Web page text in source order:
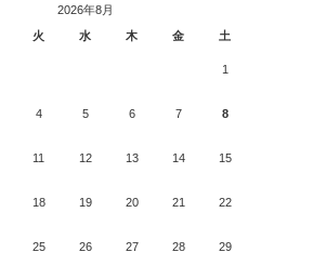
2026年8月
火 水 木 金 土
1
4 5 6 7 8
11 12 13 14 15
18 19 20 21 22
25 26 27 28 29